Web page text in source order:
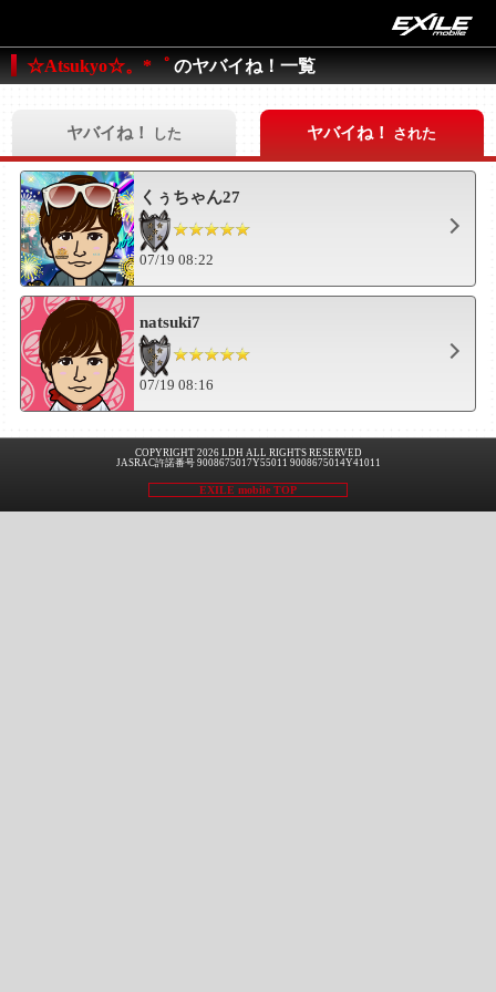
☆Atsukyo☆。*゜ のヤバイね！一覧
ヤバイね！ した ヤバイね！ された
くぅちゃん27
07/19 08:22
natsuki7
07/19 08:16
COPYRIGHT 2026 LDH ALL RIGHTS RESERVED
JASRAC許諾番号 9008675017Y55011 9008675014Y41011
EXILE mobile TOP